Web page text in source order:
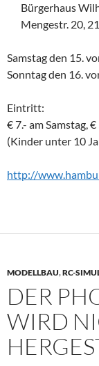
Bürgerhaus
Mengestr. 20,
Samstag den 15.
Sonntag den 16.
Eintritt:
€ 7.- am Samstag,
(Kinder unter 10
http://
MODELLBAU,RC-
DER
WIRD